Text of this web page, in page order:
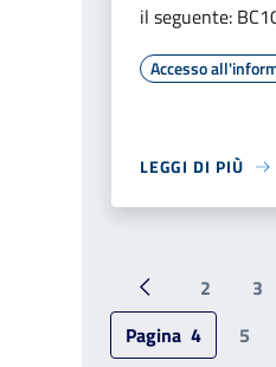
il seguente:
Accesso
LEGGI DI PIÙ
Pagina 2
3
Pagina 4 5